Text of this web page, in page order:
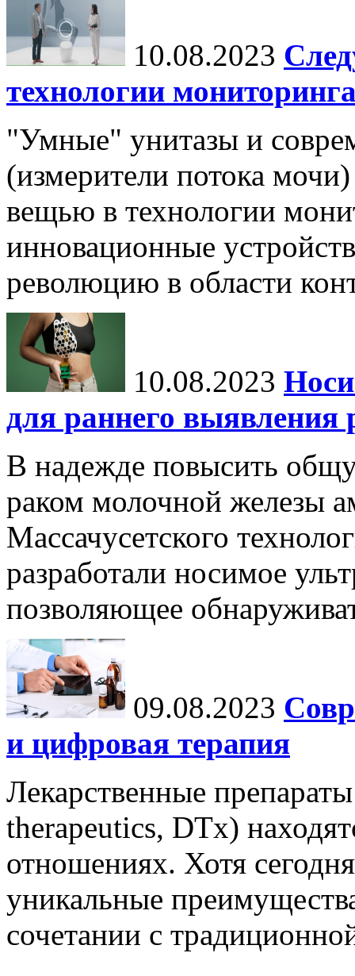
10.08.2023
технологии
"Умные" унитазы и
(измерители потока
вещью в технологии
инновационные
революцию в области
10.08.2023
для раннего выявления
В надежде повысить
раком молочной железы
Массачусетского
разработали носимое
позволяющее
09.08.2023
и цифровая терапия
Лекарственные
therapeutics, DTx)
отношениях. Хотя
уникальные
сочетании с